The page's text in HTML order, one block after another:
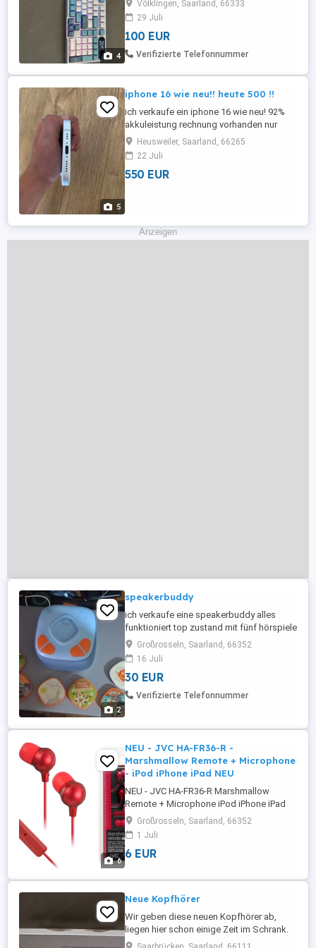
4
nur die Tastatur und die Orginal box
Orginal Preis: 159
Völklingen, Saarland, 66333
29 Juli
100 EUR
Verifizierte Telefonnummer
5
iphone 16 wie neu!! heute 500 !!
ich verkaufe ein iphone 16 wie neu! 92%
akkuleistung rechnung vorhanden nur
abholung heute 500 !!
Heusweiler, Saarland, 66265
22 Juli
550 EUR
Anzeigen
2
speakerbuddy
ich verkaufe eine speakerbuddy alles
funktioniert top zustand mit fünf hörspiele
Großrosseln, Saarland, 66352
16 Juli
30 EUR
Verifizierte Telefonnummer
6
NEU - JVC HA-FR36-R -
Marshmallow Remote + Microphone
- iPod iPhone iPad NEU
NEU - JVC HA-FR36-R Marshmallow
Remote + Microphone iPod iPhone iPad
NEU NEU in ungeöffneter Original-
Verpackung NP: 24,99 Euro Überblick Die
JVC HA-FR36-R Marshmallow-Serie
verfügt über ein Mikrofon für
Ein-Tasten-Fernbedienung dient zum
Beantworten des Telefons ...
Großrosseln, Saarland, 66352
1 Juli
6 EUR
Neue Kopfhörer
Wir geben diese neuen Kopfhörer ab,
liegen hier schon einige Zeit im Schrank.
Neu und original verpackt. Sehr gerne an